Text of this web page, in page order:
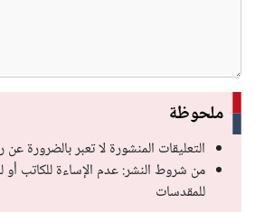
ملحوظة
التعليقات المنشورة لا تعبر بالضرورة عن
من شروط النشر: عدم الإساءة للكاتب
للمقدسات